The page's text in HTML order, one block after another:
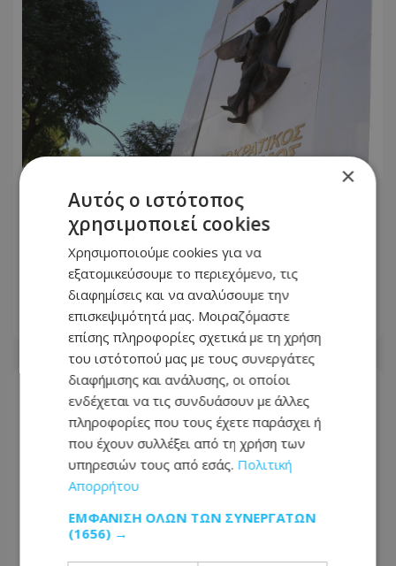
ΔΗΣΥ: Απαντά στον Γιάννη Αντωνίου
για τους διορισμούς - «Το
Γνωμοδοτικό εισηγείται, η Κυβέρνηση
αποφασίζει»
08.08.2026 - 14:43
×
Αυτός ο ιστότοπος
χρησιμοποιεί cookies
Χρησιμοποιούμε cookies για να
εξατομικεύσουμε το περιεχόμενο, τις
διαφημίσεις και να αναλύσουμε την
επισκεψιμότητά μας. Μοιραζόμαστε
επίσης πληροφορίες σχετικά με τη χρήση
του ιστότοπού μας με τους συνεργάτες
διαφήμισης και ανάλυσης, οι οποίοι
ενδέχεται να τις συνδυάσουν με άλλες
πληροφορίες που τους έχετε παράσχει ή
που έχουν συλλέξει από τη χρήση των
υπηρεσιών τους από εσάς. Πολιτική
Απορρήτου
ΕΜΦΆΝΙΣΗ ΌΛΩΝ ΤΩΝ ΣΥΝΕΡΓΑΤΏΝ
(1656) →